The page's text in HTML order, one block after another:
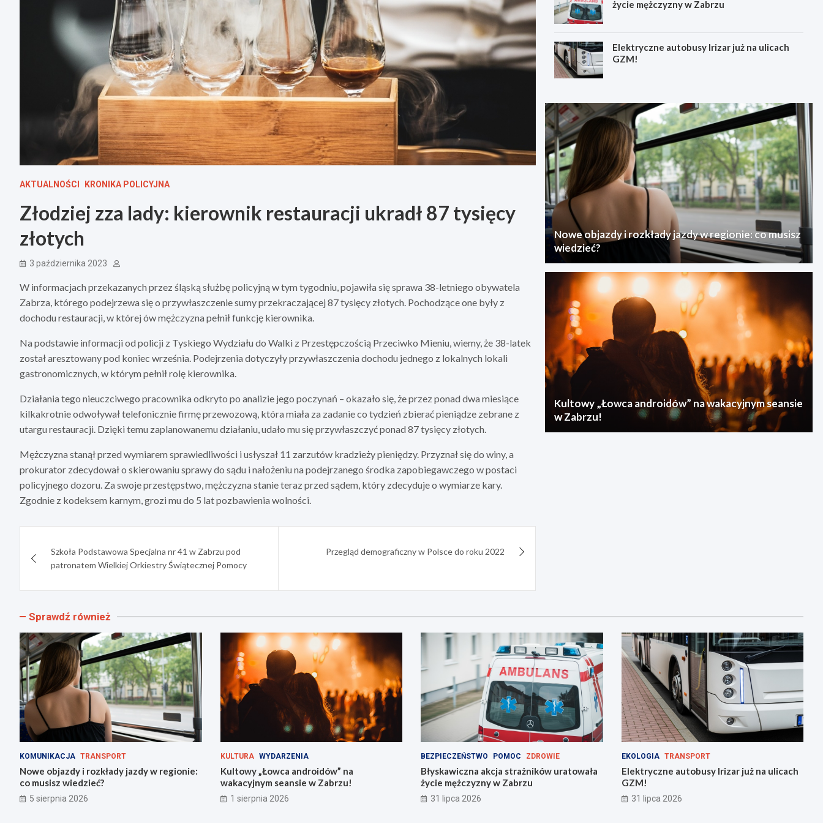
AKTUALNOŚCI KRONIKA POLICYJNA
Złodziej zza lady: kierownik restauracji ukradł 87 tysięcy
złotych
3 października 2023
W informacjach przekazanych przez śląską służbę policyjną w tym tygodniu, pojawiła się sprawa 38-letniego obywatela
Zabrza, którego podejrzewa się o przywłaszczenie sumy przekraczającej 87 tysięcy złotych. Pochodzące one były z
dochodu restauracji, w której ów mężczyzna pełnił funkcję kierownika.
Na podstawie informacji od policji z Tyskiego Wydziału do Walki z Przestępczością Przeciwko Mieniu, wiemy, że 38-latek
został aresztowany pod koniec września. Podejrzenia dotyczyły przywłaszczenia dochodu jednego z lokalnych lokali
gastronomicznych, w którym pełnił rolę kierownika.
Działania tego nieuczciwego pracownika odkryto po analizie jego poczynań – okazało się, że przez ponad dwa miesiące
kilkakrotnie odwoływał telefonicznie firmę przewozową, która miała za zadanie co tydzień zbierać pieniądze zebrane z
utargu restauracji. Dzięki temu zaplanowanemu działaniu, udało mu się przywłaszczyć ponad 87 tysięcy złotych.
Mężczyzna stanął przed wymiarem sprawiedliwości i usłyszał 11 zarzutów kradzieży pieniędzy. Przyznał się do winy, a
prokurator zdecydował o skierowaniu sprawy do sądu i nałożeniu na podejrzanego środka zapobiegawczego w postaci
policyjnego dozoru. Za swoje przestępstwo, mężczyzna stanie teraz przed sądem, który zdecyduje o wymiarze kary.
Zgodnie z kodeksem karnym, grozi mu do 5 lat pozbawienia wolności.
wpisuSzkoła Podstawowa Specjalna nr 41 w Zabrzu pod
patronatem Wielkiej Orkiestry Świątecznej Pomocy
Przegląd demograficzny w Polsce do roku 2022
życie mężczyzny w Zabrzu
Elektryczne autobusy Irizar już na ulicach
GZM!
Nowe objazdy i rozkłady jazdy w regionie: co musisz
wiedzieć?
Kultowy „Łowca androidów” na wakacyjnym seansie
w Zabrzu!
Sprawdź również
KOMUNIKACJA TRANSPORT
Nowe objazdy i rozkłady jazdy w regionie:
co musisz wiedzieć?
5 sierpnia 2026
KULTURA WYDARZENIA
Kultowy „Łowca androidów” na
wakacyjnym seansie w Zabrzu!
1 sierpnia 2026
BEZPIECZEŃSTWO POMOC ZDROWIE
Błyskawiczna akcja strażników uratowała
życie mężczyzny w Zabrzu
31 lipca 2026
EKOLOGIA TRANSPORT
Elektryczne autobusy Irizar już na ulicach
GZM!
31 lipca 2026